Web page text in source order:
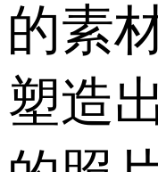
的素
塑造